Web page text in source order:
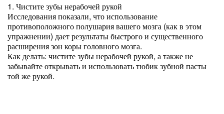
1. Чистите зубы нерабочей рукой
Исследования показали, что использование
противоположного полушария вашего мозга (как в этом
упражнении) дает результаты быстрого и существенного
расширения зон коры головного мозга.
Как делать: чистите зубы нерабочей рукой, а также не
забывайте открывать и использовать тюбик зубной пасты
той же рукой.